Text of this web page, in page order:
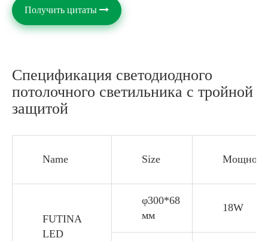
Получить цитаты
Спецификация светодиодного
потолочного светильника с тройной
защитой
Name Size
FUTINA
LED
φ300*68
мм
18W